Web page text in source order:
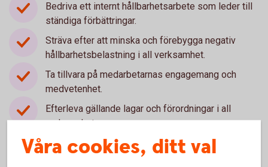
Bedriva ett internt hållbarhetsarbete som leder till
ständiga förbättringar.
Sträva efter att minska och förebygga negativ
hållbarhetsbelastning i all verksamhet.
Ta tillvara på medarbetarnas engagemang och
medvetenhet.
Efterleva gällande lagar och förordningar i all
verksamhet.
Bedriva affärsverksamhet så att möjligheter och
risker beaktas utifrån ett hållbarhetsperspektiv.
Våra cookies, ditt val